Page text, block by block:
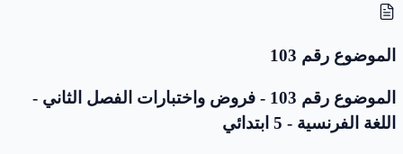
الموضوع رقم 103
الموضوع رقم 103 - فروض واختبارات الفصل الثاني -
اللغة الفرنسية - 5 ابتدائي